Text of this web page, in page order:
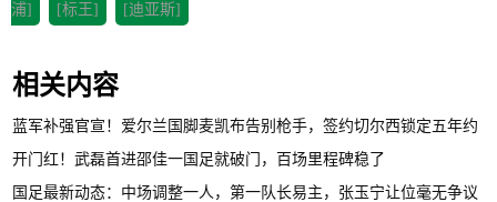
浦] [标王] [迪亚斯]
相关内容
蓝军补强官宣！爱尔兰国脚麦凯布告别枪手，签约切尔西锁定五年约
开门红！武磊首进邵佳一国足就破门，百场里程碑稳了
国足最新动态：中场调整一人，第一队长易主，张玉宁让位毫无争议